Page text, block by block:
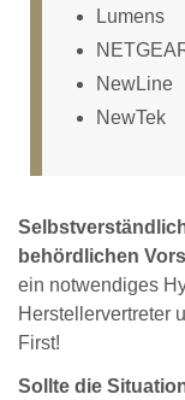
Lumens
NewLine
NewTek
behördlichen
ein notwendiges
Herstellervertreter
First!
Sollte die